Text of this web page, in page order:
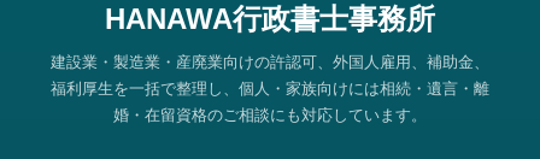
HANAWA行政書士事務所
建設業・製造業・産廃業向けの許認可、外国人雇用、補助金、
福利厚生を一括で整理し、個人・家族向けには相続・遺言・離
婚・在留資格のご相談にも対応しています。